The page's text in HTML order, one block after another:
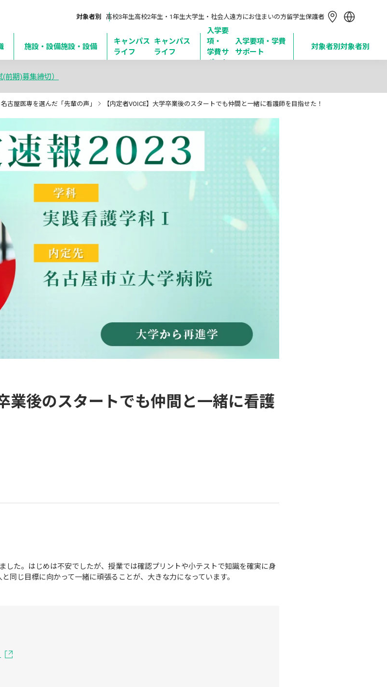
対象者別 高校3年生高校2年生・1年生大学生・社会人遠方にお住まいの方留学生保護者
简体中文
繁體中文
Tiếng Việt
Bahasa Indonesia
施設・設備施設・設備
キャンパス
ライフ
キャンパス
ライフ
入学要
項・
学費サ
ポート
入学要項・学費
サポート
対象者別 対象者別
前期)募集締切）
名古屋医専を選んだ「先輩の声」 【内定者VOICE】大学卒業後のスタートでも仲間と一緒に看護師を目指せた！
業後のスタートでも仲間と一緒に看護
した。はじめは不安でしたが、授業では確認プリントや小テストで知識を確実に身
同じ目標に向かって一緒に頑張ることが、大きな力になっています。